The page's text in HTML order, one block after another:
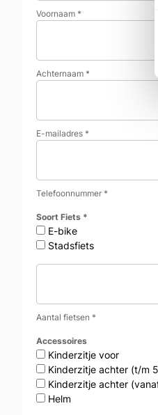
Voornaam *
Achternaam *
E-mailadres *
Telefoonnummer *
E-bike
Stadsfiets
Soort Fiets *
Aantal fietsen *
Kinderzitje voor
Kinderzitje achter (t/m
Kinderzitje achter
Helm
Accessoires